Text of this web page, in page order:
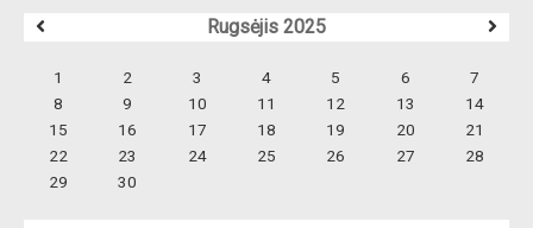
Rugsėjis 2025
1 2 3 4 5 6
7
8
9 10 11 12 13
14
15
16 17 18 19 20
21
22
23 24 25 26 27
28
29
30